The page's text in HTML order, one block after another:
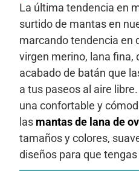
La última tendencia en
surtido de mantas en
marcando tendencia en
virgen merino, lana fina,
acabado de batán que
a tus paseos al aire
una confortable y
las mantas de lana de
tamaños y colores,
diseños para que